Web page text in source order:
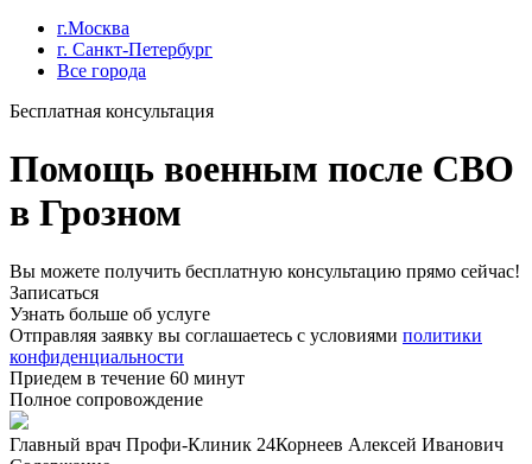
г.Москва
г. Санкт-Петербург
Все города
Бесплатная консультация
Помощь военным после СВО
в Грозном
Вы можете получить бесплатную консультацию прямо сейчас!
Записаться
Узнать больше об услуге
Отправляя заявку вы соглашаетесь с условиями политики
конфиденциальности
Приедем в течение 60 минут
Полное сопровождение
Главный врач Профи-Клиник 24Корнеев Алексей Иванович